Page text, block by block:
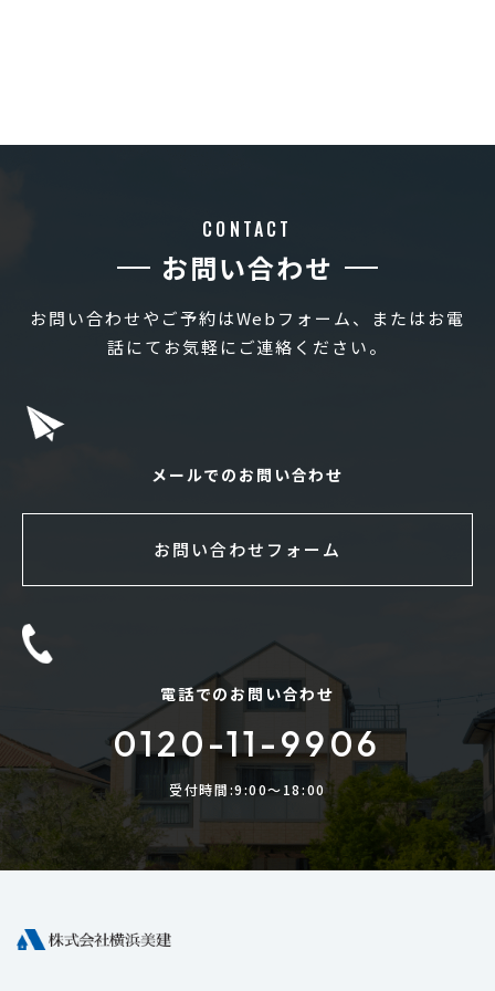
CONTACT
お問い合わせ
お問い合わせやご予約はWebフォーム、またはお電
話にてお気軽にご連絡ください。
メールでのお問い合わせ
お問い合わせフォーム
電話でのお問い合わせ
0120-11-9906
受付時間:9:00〜18:00